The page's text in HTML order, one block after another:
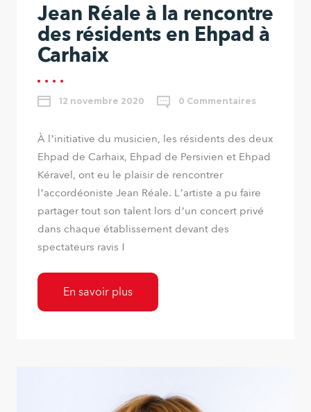
Jean Réale à la rencontre
des résidents en Ehpad à
Carhaix
12 novembre 2020 0 Commentaires
À l’initiative du musicien, les résidents des deux
Ehpad de Carhaix, Ehpad de Persivien et Ehpad
Kéravel, ont eu le plaisir de rencontrer
l’accordéoniste Jean Réale. L’artiste a pu faire
partager tout son talent lors d’un concert privé
dans chaque établissement devant des
spectateurs ravis !
En savoir plus